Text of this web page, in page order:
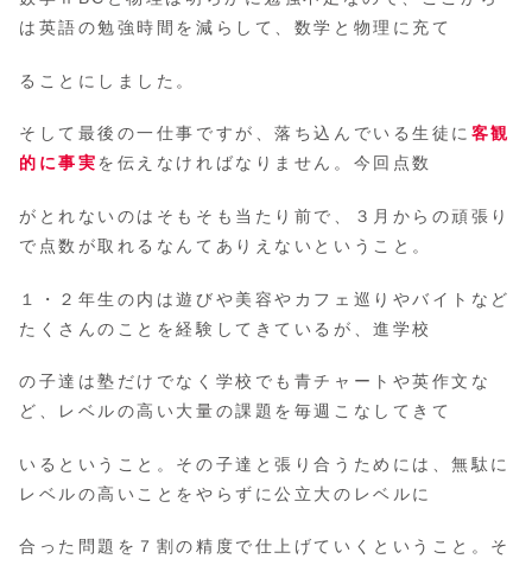
は英語の勉強時間を減らして、数学と物理に充て
ることにしました。
そして最後の一仕事ですが、落ち込んでいる生徒に 客観
的に事実を伝えなければなりません。今回点数
がとれないのはそもそも当たり前で、３月からの頑張り
で点数が取れるなんてありえないということ。
１・２年生の内は遊びや美容やカフェ巡りやバイトなど
たくさんのことを経験してきているが、進学校
の子達は塾だけでなく学校でも青チャートや英作文な
ど、レベルの高い大量の課題を毎週こなしてきて
いるということ。その子達と張り合うためには、無駄に
レベルの高いことをやらずに公立大のレベルに
合った問題を７割の精度で仕上げていくということ。そ